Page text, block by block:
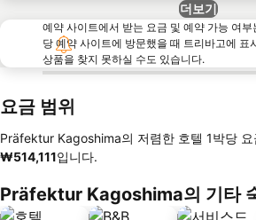
더보기
예약 사이트에서 받는 요금 및 예약 가능 여
당 예약 사이트에 방문했을 때 트리바고에 표
상품을 찾지 못하실 수도 있습니다.
요금 범위
Präfektur Kagoshima의 저렴한 호텔 1박당 요
‎₩514,111입니다.
Präfektur Kagoshima의 기타